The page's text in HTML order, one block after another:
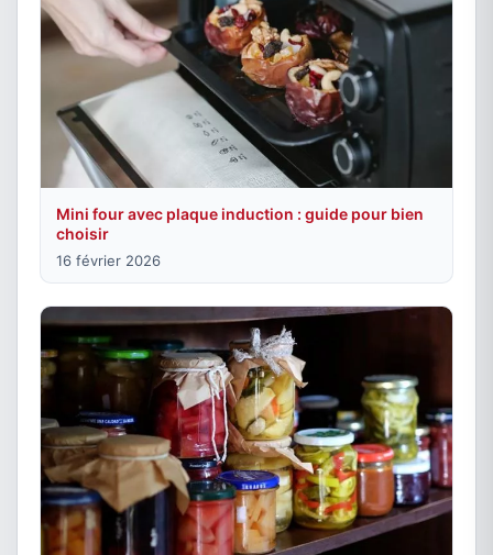
Mini four avec plaque induction : guide pour bien
choisir
16 février 2026